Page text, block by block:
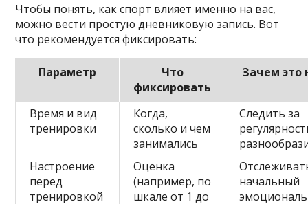
Чтобы понять, как спорт влияет именно на вас,
можно вести простую дневниковую запись. Вот
что рекомендуется фиксировать:
Параметр
Что
фиксировать
Зачем это
Время и вид
тренировки
Когда,
сколько и чем
занимались
Следить за
Настроение
перед
тренировкой
Оценка
(например, по
шкале от 1 до
начальный